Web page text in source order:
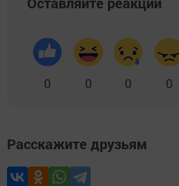
0 0 0 0
Расскажите друзьям